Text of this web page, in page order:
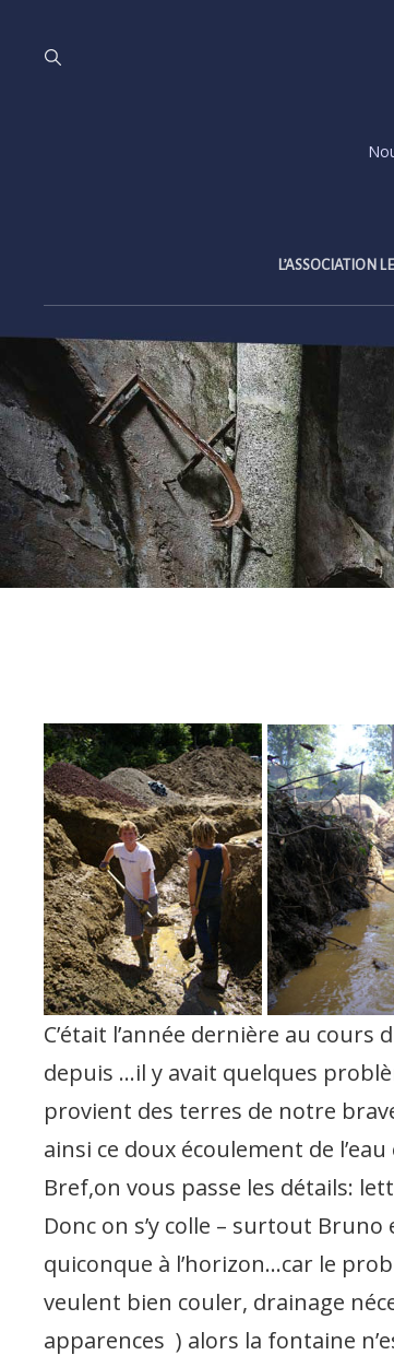
L’ASSOCIATION
C’était l’année dernière au
depuis …il y avait quelques
provient des terres de notre
ainsi ce doux écoulement de
Bref,on vous passe les détails:
Donc on s’y colle – surtout
quiconque à l’horizon…car le
veulent bien couler, drainage
apparences ) alors la fontaine